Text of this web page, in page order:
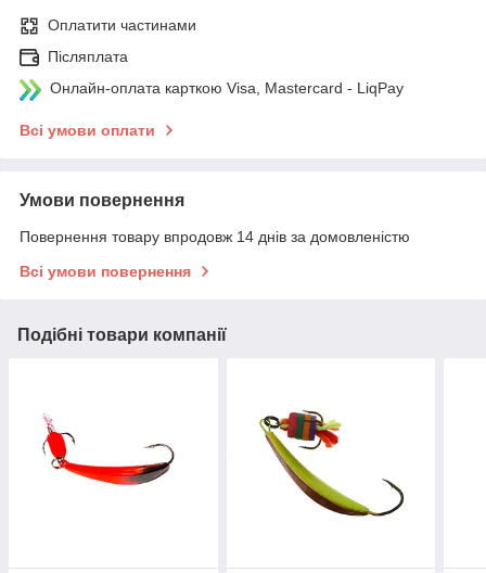
Оплатити частинами
Післяплата
Онлайн-оплата карткою Visa, Mastercard - LiqPay
Всі умови оплати
Умови повернення
Повернення товару впродовж 14 днів за домовленістю
Всі умови повернення
Подібні товари компанії